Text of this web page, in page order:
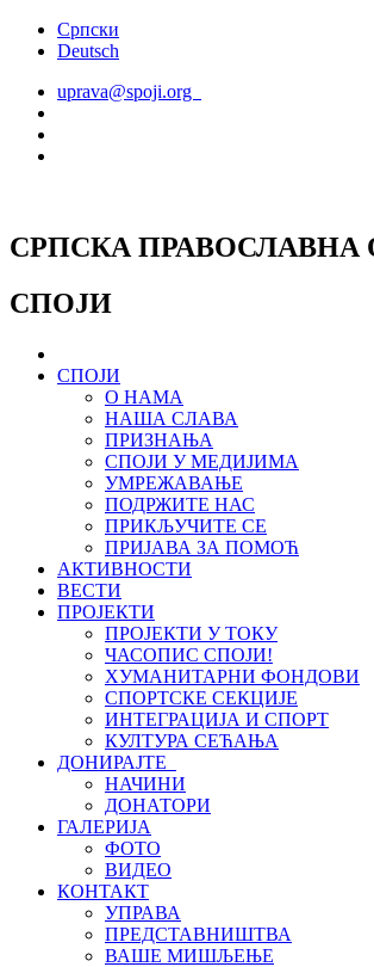
СкочитеСрпски
Deutsch
uprava@spoji.org
СРПСКА
СПОЈИ
СПОЈИ
О НАМА
НАША СЛАВА
ПРИЗНАЊА
СПОЈИ У МЕДИЈИМА
УМРЕЖАВАЊЕ
ПОДРЖИТЕ НАС
ПРИКЉУЧИТЕ СЕ
ПРИЈАВА ЗА ПОМОЋ
АКТИВНОСТИ
ВЕСТИ
ПРОЈЕКТИ
ПРОЈЕКТИ У ТОКУ
ЧАСОПИС СПОЈИ!
ХУМАНИТАРНИ ФОНДОВИ
СПОРТСКЕ СЕКЦИЈЕ
ИНТЕГРАЦИЈА И СПОРТ
КУЛТУРА СЕЋАЊА
ДОНИРАЈТЕ
НАЧИНИ
ДОНАТОРИ
ГАЛЕРИЈА
ФОТО
ВИДЕО
КОНТАКТ
УПРАВА
ПРЕДСТАВНИШТВА
ВАШЕ МИШЉЕЊЕ